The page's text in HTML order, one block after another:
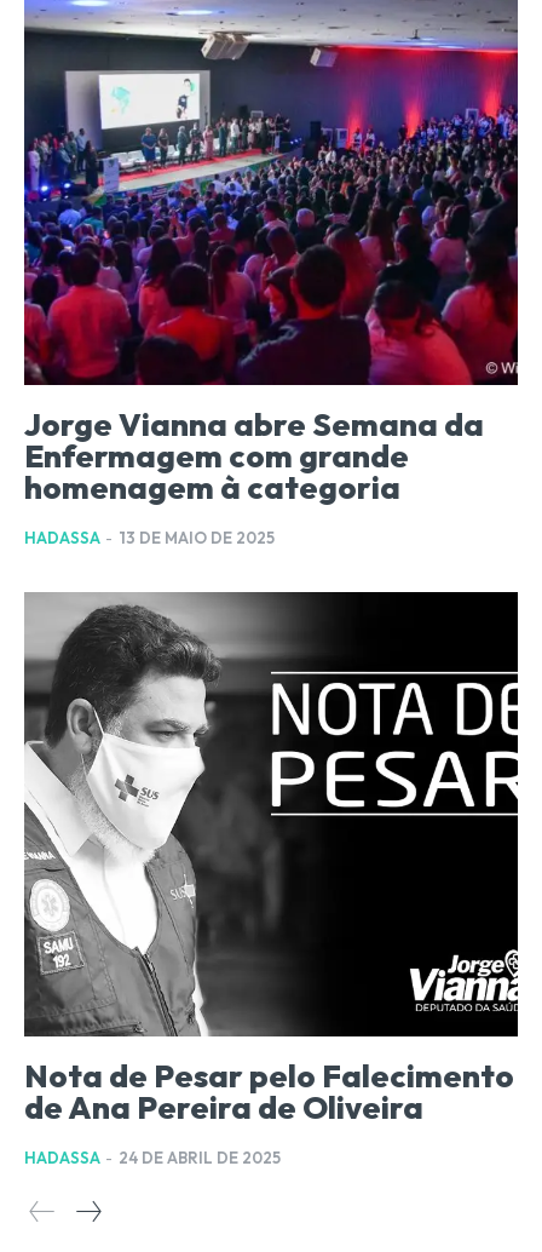
Jorge Vianna abre Semana da
Enfermagem com grande
homenagem à categoria
HADASSA - 13 DE MAIO DE 2025
Nota de Pesar pelo Falecimento
de Ana Pereira de Oliveira
HADASSA - 24 DE ABRIL DE 2025